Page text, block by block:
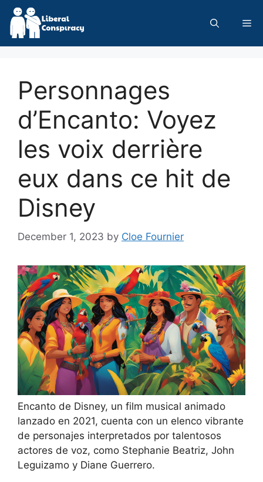
Skip
content
Personnages
d’Encanto: Voyez
les voix derrière
eux dans ce hit de
Disney
December 1, 2023 by Cloe Fournier
Encanto de Disney, un film musical animado
lanzado en 2021, cuenta con un elenco vibrante
de personajes interpretados por talentosos
actores de voz, como Stephanie Beatriz, John
Leguizamo y Diane Guerrero.